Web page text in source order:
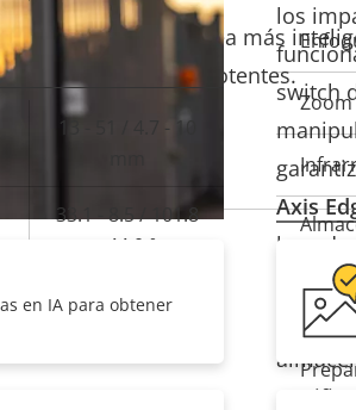
los
switch
Axis
basada
13 - 51 / 4.7 - 10
33.1 - 8.5 / 101.8
- 44.0 °
18.5 - 4.8 / 54.0 -
de
de cámara de red sea más
potentes.
en IA para obtener